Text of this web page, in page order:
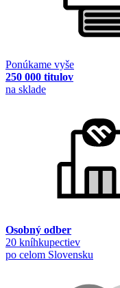
Ponúkame vyše
250 000 titulov
na sklade
Osobný odber
20 kníhkupectiev
po celom Slovensku